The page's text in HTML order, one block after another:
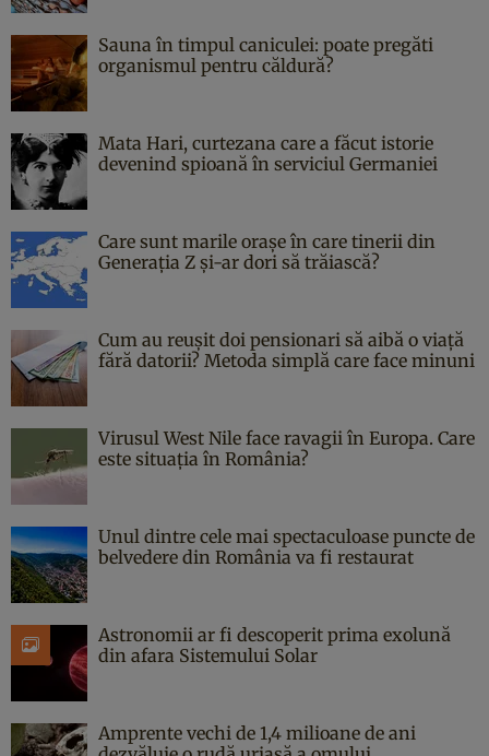
Sauna în timpul caniculei: poate pregăti
organismul pentru căldură?
Mata Hari, curtezana care a făcut istorie
devenind spioană în serviciul Germaniei
Care sunt marile orașe în care tinerii din
Generația Z și-ar dori să trăiască?
Cum au reușit doi pensionari să aibă o viață
fără datorii? Metoda simplă care face minuni
Virusul West Nile face ravagii în Europa. Care
este situația în România?
Unul dintre cele mai spectaculoase puncte de
belvedere din România va fi restaurat
Astronomii ar fi descoperit prima exolună
din afara Sistemului Solar
Amprente vechi de 1,4 milioane de ani